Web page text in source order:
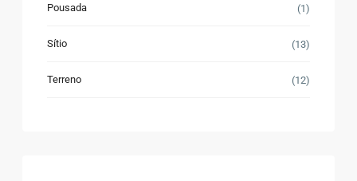
Pousada (1)
Sítio (13)
Terreno (12)